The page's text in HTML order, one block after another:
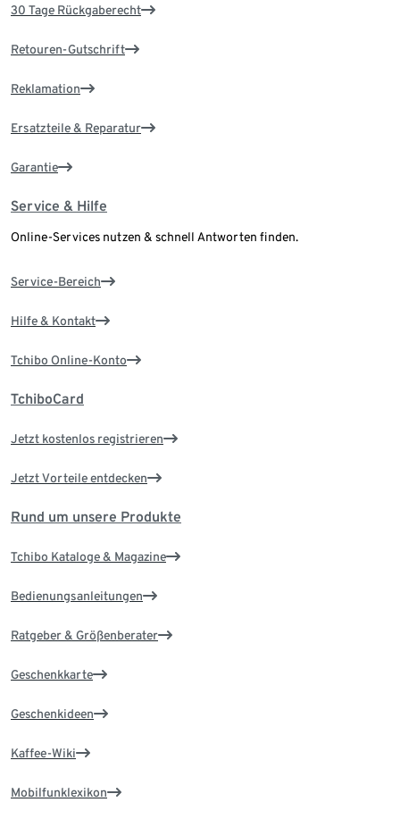
30 Tage Rückgaberecht
Retouren-Gutschrift
Reklamation
Ersatzteile & Reparatur
Garantie
Service & Hilfe
Online-Services nutzen & schnell Antworten finden.
Service-Bereich
Hilfe & Kontakt
Tchibo Online-Konto
TchiboCard
Jetzt kostenlos registrieren
Jetzt Vorteile entdecken
Rund um unsere Produkte
Tchibo Kataloge & Magazine
Bedienungsanleitungen
Ratgeber & Größenberater
Geschenkkarte
Geschenkideen
Kaffee-Wiki
Mobilfunklexikon